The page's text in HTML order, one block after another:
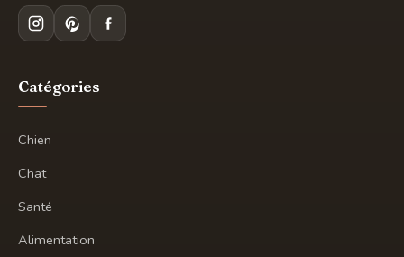
Catégories
Chien
Chat
Santé
Alimentation